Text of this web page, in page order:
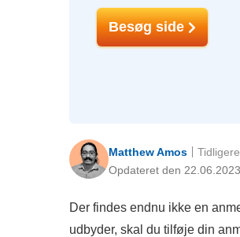
Besøg side
Matthew Amos
Opdateret den 22.06.2023
Der findes endnu ikke en
udbyder, skal du tilføje din